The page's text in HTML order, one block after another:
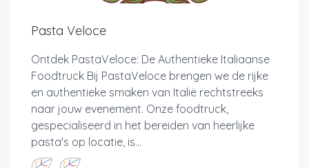
Pasta Veloce
Ontdek PastaVeloce: De Authentieke Italiaanse
Foodtruck Bij PastaVeloce brengen we de rijke
en authentieke smaken van Italië rechtstreeks
naar jouw evenement. Onze foodtruck,
gespecialiseerd in het bereiden van heerlijke
pasta's op locatie, is...